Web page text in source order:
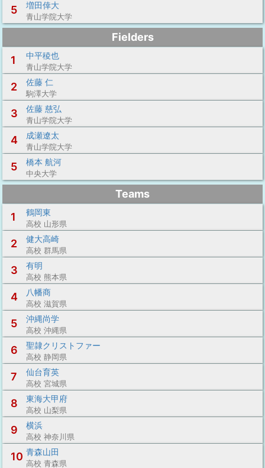
5 増田倖大
青山学院大学
Fielders
1
中平稜也
青山学院大学
2 佐藤 仁
駒澤大学
3 佐藤 慈弘
青山学院大学
4 成瀬遼太
青山学院大学
5 橋本 航河
中央大学
Teams
1
鶴岡東
高校 山形県
2 健大高崎
高校 群馬県
3 有明
高校 熊本県
4 八幡商
高校 滋賀県
5 沖縄尚学
高校 沖縄県
6 聖隷クリストファー
高校 静岡県
7 仙台育英
高校 宮城県
8 東海大甲府
高校 山梨県
9 横浜
高校 神奈川県
10 青森山田
高校 青森県